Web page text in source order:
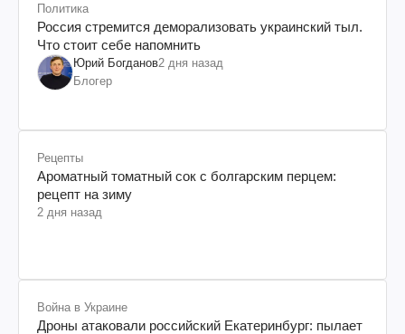
Политика
Россия стремится деморализовать украинский тыл.
Что стоит себе напомнить
Юрий Богданов2 дня назад
Блогер
Рецепты
Ароматный томатный сок с болгарским перцем:
рецепт на зиму
2 дня назад
Война в Украине
Дроны атаковали российский Екатеринбург: пылает